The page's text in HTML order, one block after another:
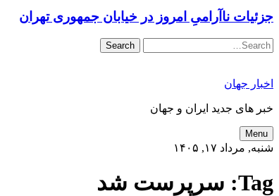
جزئیات ناآرامیِ امروز در خیابان جمهوری تهران
Search
اخبار جهان
خبر های جدید ایران و جهان
Menu
شنبه, مرداد ۱۷, ۱۴۰۵
Tag: سرپرست شد